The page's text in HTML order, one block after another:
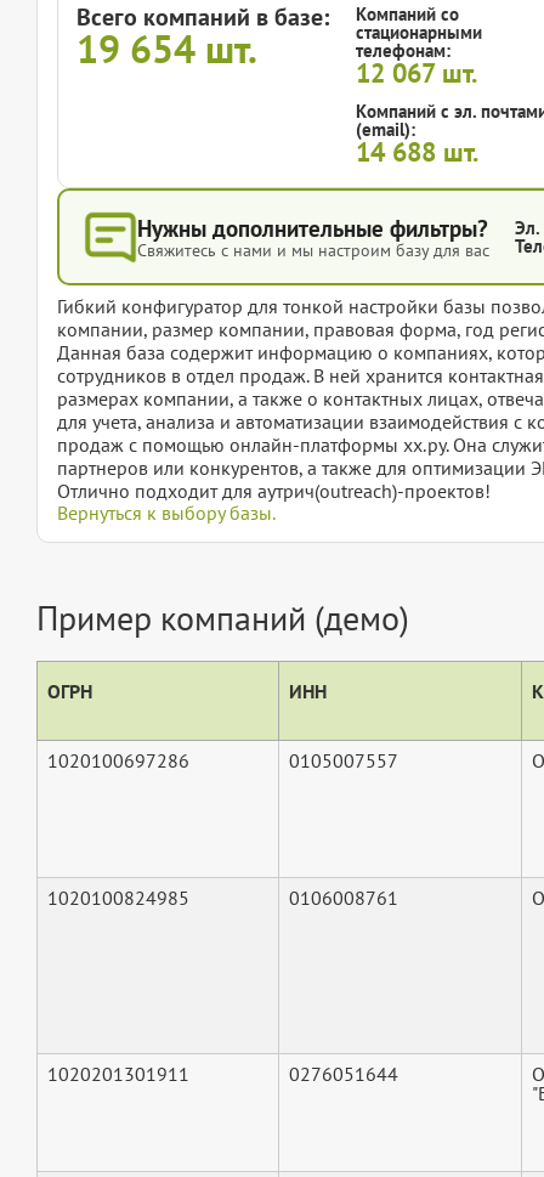
Всего компаний в базе:
19 654 шт.
Компаний со
стационарными
телефонам:
12 067 шт.
Компаний с эл.
(email):
14 688 шт.
Нужны дополнительные фильтры?
Свяжитесь с нами и мы настроим базу для вас
Эл.
Гибкий конфигуратор для тонкой настройки базы
компании, размер компании, правовая форма, год
Данная база содержит информацию о компаниях,
сотрудников в отдел продаж. В ней хранится
размерах компании, а также о контактных лицах,
для учета, анализа и автоматизации взаимодействия
продаж с помощью онлайн-платформы хх.ру. Она
партнеров или конкурентов, а также для оптимизации
Отлично подходит для аутрич(outreach)-проектов!
Вернуться к выбору базы.
Пример компаний (демо)
ОГРН ИНН
1020100697286 0105007557
1020100824985 0106008761
1020201301911 0276051644